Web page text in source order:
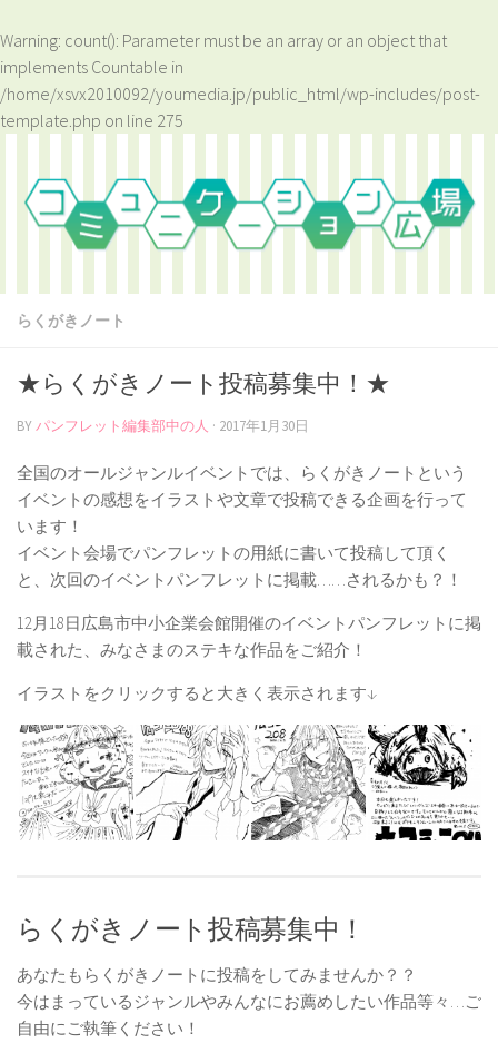
Warning: count(): Parameter must be an array or an object that
implements Countable in
/home/xsvx2010092/youmedia.jp/public_html/wp-includes/post-
template.php on line 275
らくがきノート
★らくがきノート投稿募集中！★
BYパンフレット編集部中の人 · 2017年1月30日
全国のオールジャンルイベントでは、らくがきノートという
イベントの感想をイラストや文章で投稿できる企画を行って
います！
イベント会場でパンフレットの用紙に書いて投稿して頂く
と、次回のイベントパンフレットに掲載……されるかも？！
12月18日広島市中小企業会館開催のイベントパンフレットに掲
載された、みなさまのステキな作品をご紹介！
イラストをクリックすると大きく表示されます↓
らくがきノート投稿募集中！
あなたもらくがきノートに投稿をしてみませんか？？
今はまっているジャンルやみんなにお薦めしたい作品等々…ご
自由にご執筆ください！